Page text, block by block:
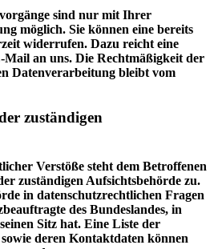
sind nur mit Ihrer
möglich. Sie können eine bereits
widerrufen. Dazu reicht eine
an uns. Die Rechtmäßigkeit der
Datenverarbeitung bleibt vom
zuständigen
Verstöße steht dem Betroffenen
zuständigen Aufsichtsbehörde zu.
in datenschutzrechtlichen Fragen
des Bundeslandes, in
Sitz hat. Eine Liste der
deren Kontaktdaten können